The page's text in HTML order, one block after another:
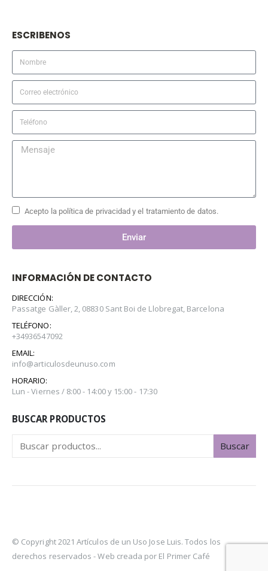
ESCRIBENOS
Acepto la política de privacidad y el tratamiento de datos.
Enviar
INFORMACIÓN DE CONTACTO
DIRECCIÓN:
Passatge Gàller, 2, 08830 Sant Boi de Llobregat, Barcelona
TELÉFONO:
+34936547092
EMAIL:
info@articulosdeunuso.com
HORARIO:
Lun - Viernes / 8:00 - 14:00 y 15:00 - 17:30
BUSCAR PRODUCTOS
Buscar
© Copyright 2021 Artículos de un Uso Jose Luis. Todos los
derechos reservados -Web creada por El Primer Café